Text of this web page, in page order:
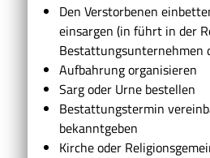
Den Verstorbenen
einsargen (in führt in der
Bestattungsunternehmen
Aufbahrung organisieren
Sarg oder Urne bestellen
Bestattungstermin
bekanntgeben
Kirche oder